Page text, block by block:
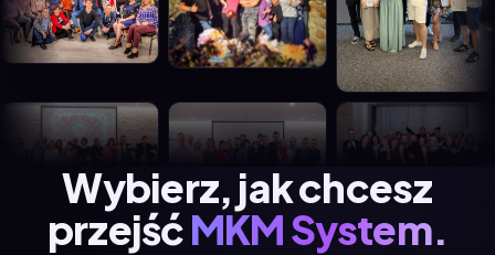
Wybierz, jak chcesz
przejśćMKM System.